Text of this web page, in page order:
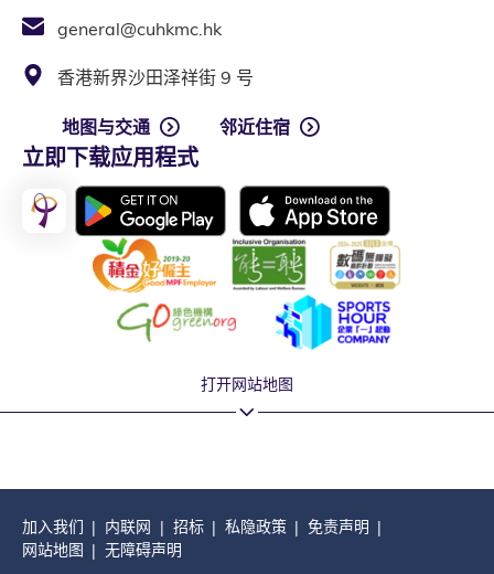
general@cuhkmc.hk
香港新界沙田泽祥街 9 号
地图与交通 邻近住宿
立即下载应用程式
打开网站地图
加入我们 内联网 招标 私隐政策
免责声明
网站地图
无障碍声明